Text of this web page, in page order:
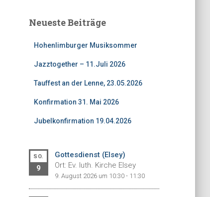
n
Neueste Beiträge
Hohenlimburger Musiksommer
Jazztogether – 11.Juli 2026
Tauffest an der Lenne, 23.05.2026
Konfirmation 31. Mai 2026
Jubelkonfirmation 19.04.2026
SO.
9
Gottesdienst (Elsey)
Ort: Ev. luth. Kirche Elsey
9. August 2026 um 10:30 - 11:30